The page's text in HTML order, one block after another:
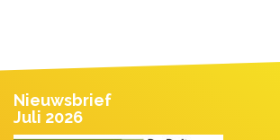
Nieuwsbrief
Juli 2026